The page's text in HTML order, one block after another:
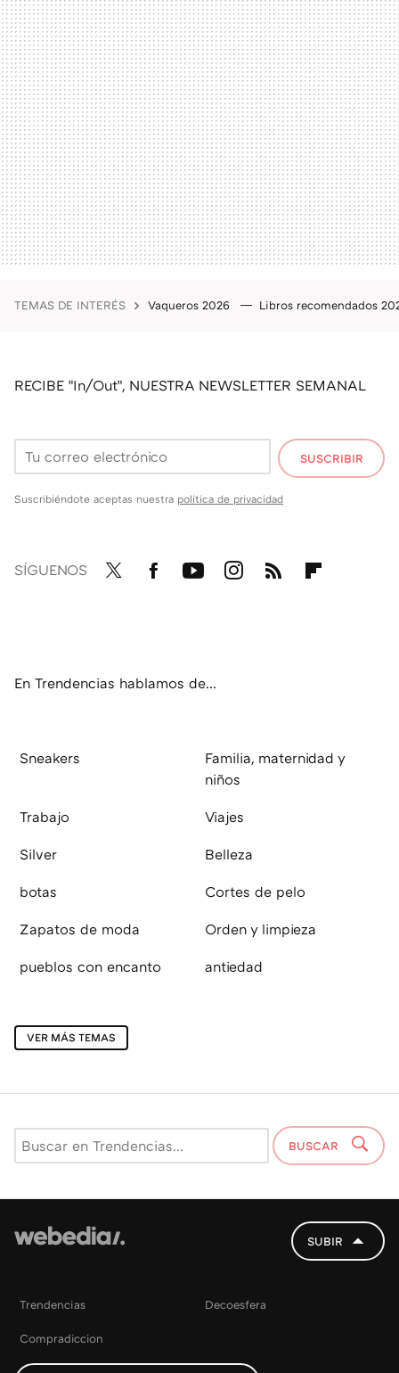
TEMAS DE INTERÉS Vaqueros 2026 Libros recomendados
RECIBE "In/Out", NUESTRA NEWSLETTER SEMANAL
SUSCRIBIR
Suscribiéndote aceptas nuestra política de privacidad
SÍGUENOS
En Trendencias hablamos de...
Sneakers
Familia, maternidad y
niños
Trabajo Viajes
Silver Belleza
botas Cortes de pelo
Zapatos de moda Orden y limpieza
pueblos con encanto antiedad
VER MÁS TEMAS
BUSCAR
SUBIR
Trendencias Decoesfera
Compradiccion